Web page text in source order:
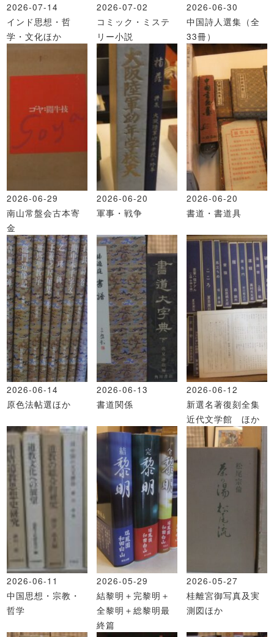
2026-07-14
インド思想・哲
学・文化ほか
2026-07-02
コミック・ミステ
リー小説
2026-06-30
中国詩人選集（全
33冊）
2026-06-29
南山常盤会古本寄
金
2026-06-20
軍事・戦争
2026-06-20
書道・書道具
2026-06-14
原色法帖選ほか
2026-06-13
書道関係
2026-06-12
新選名著復刻全集
近代文学館 ほか
2026-06-11
中国思想・宗教・
哲学
2026-05-29
結黎明＋完黎明＋
全黎明＋総黎明最
終篇
2026-05-27
桂離宮御写真及実
測図ほか